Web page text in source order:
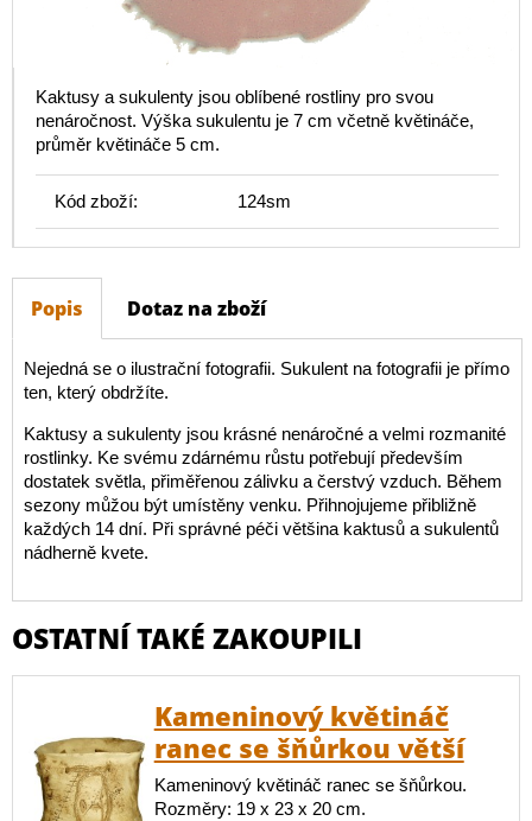
Kaktusy a sukulenty jsou oblíbené rostliny pro svou
nenáročnost. Výška sukulentu je 7 cm včetně květináče,
průměr květináče 5 cm.
Kód zboží: 124sm
Popis Dotaz na zboží
Nejedná se o ilustrační fotografii. Sukulent na fotografii je přímo
ten, který obdržíte.
Kaktusy a sukulenty jsou krásné nenáročné a velmi rozmanité
rostlinky. Ke svému zdárnému růstu potřebují především
dostatek světla, přiměřenou zálivku a čerstvý vzduch. Během
sezony můžou být umístěny venku. Přihnojujeme přibližně
každých 14 dní. Při správné péči většina kaktusů a sukulentů
nádherně kvete.
OSTATNÍ TAKÉ ZAKOUPILI
Kameninový květináč
ranec se šňůrkou větší
Kameninový květináč ranec se šňůrkou.
Rozměry: 19 x 23 x 20 cm.